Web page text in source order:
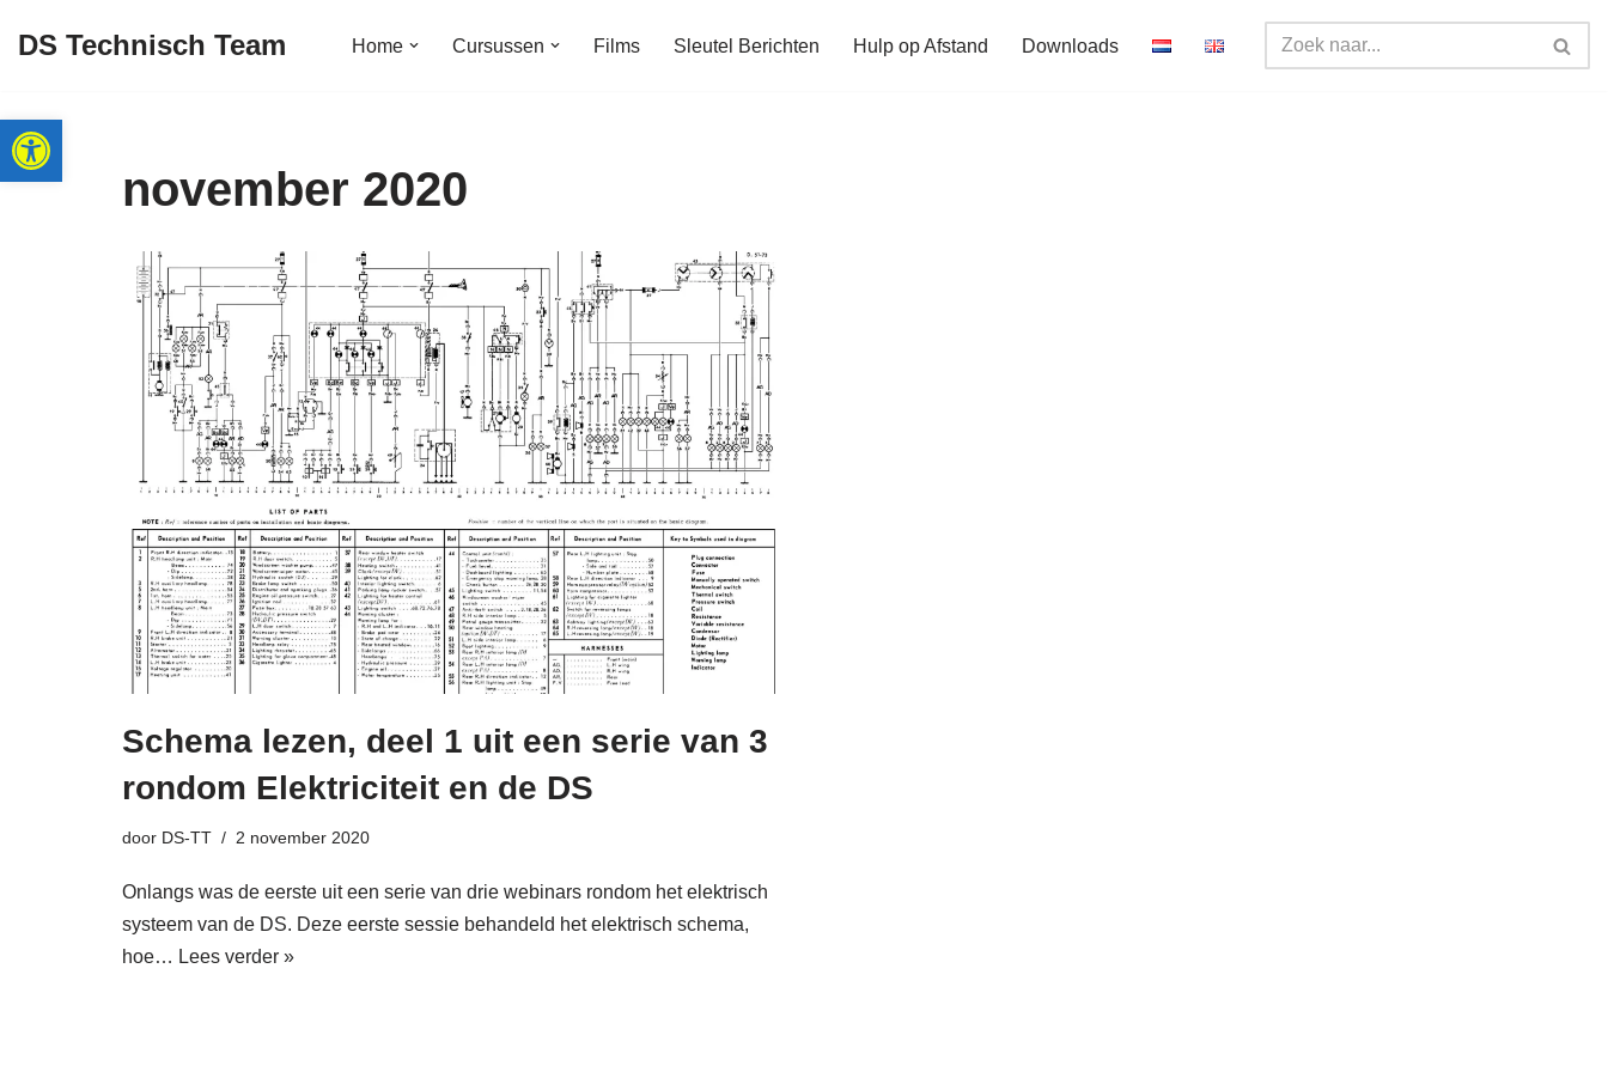
Toolbar openen
de
inhoud
DS Technisch Team Home Cursussen Films Sleutel Berichten Hulp op Afstand Downloads
november 2020
Schema lezen, deel 1 uit een serie van 3
rondom Elektriciteit en de DS
door DS-TT 2 november 2020
Onlangs was de eerste uit een serie van drie webinars rondom het elektrisch
systeem van de DS. Deze eerste sessie behandeld het elektrisch schema,
hoe… Lees verder »